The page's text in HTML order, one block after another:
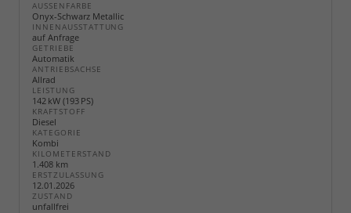
AUSSENFARBE
Onyx-Schwarz Metallic
INNENAUSSTATTUNG
auf Anfrage
GETRIEBE
Automatik
ANTRIEBSACHSE
Allrad
LEISTUNG
142 kW (193 PS)
KRAFTSTOFF
Diesel
KATEGORIE
Kombi
KILOMETERSTAND
1.408 km
ERSTZULASSUNG
12.01.2026
ZUSTAND
unfallfrei